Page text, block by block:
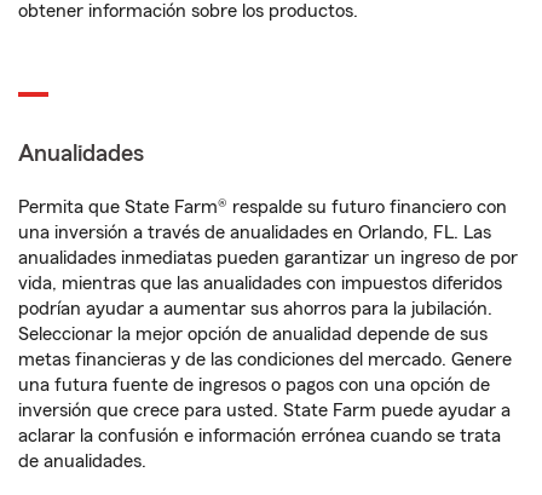
obtener información sobre los productos.
Anualidades
Permita que State Farm® respalde su futuro financiero con
una inversión a través de anualidades en Orlando, FL. Las
anualidades inmediatas pueden garantizar un ingreso de por
vida, mientras que las anualidades con impuestos diferidos
podrían ayudar a aumentar sus ahorros para la jubilación.
Seleccionar la mejor opción de anualidad depende de sus
metas financieras y de las condiciones del mercado. Genere
una futura fuente de ingresos o pagos con una opción de
inversión que crece para usted. State Farm puede ayudar a
aclarar la confusión e información errónea cuando se trata
de anualidades.